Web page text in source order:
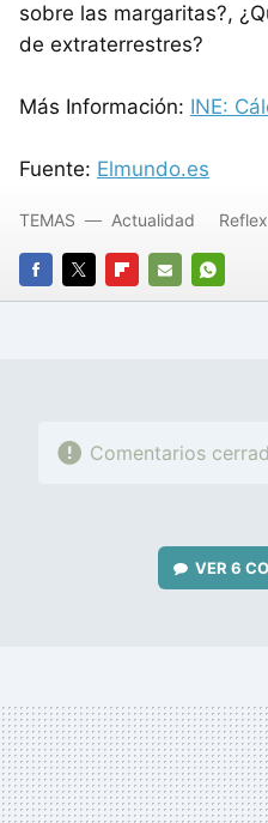
sobre las margaritas?,
de extraterrestres?
Más Información: INE:
Fuente: Elmundo.es
FACEBOOK
TWITTERFLIPBOARD
E-
TEMAS Actualidad
Comentarios
VER 6